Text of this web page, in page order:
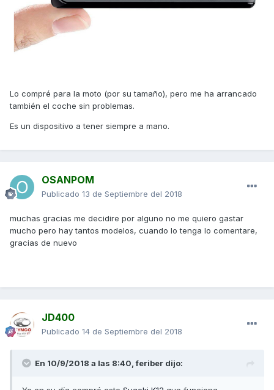
Lo compré para la moto (por su tamaño), pero me ha arrancado
también el coche sin problemas.
Es un dispositivo a tener siempre a mano.
OSANPOM
Publicado 13 de Septiembre del 2018
muchas gracias me decidire por alguno no me quiero gastar
mucho pero hay tantos modelos, cuando lo tenga lo comentare,
gracias de nuevo
JD400
Publicado 14 de Septiembre del 2018
En 10/9/2018 a las 8:40,feriber dijo: